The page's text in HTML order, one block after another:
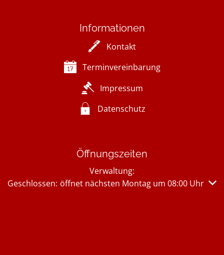
Informationen
Kontakt
Terminvereinbarung
Impressum
Datenschutz
Öffnungszeiten
Verwaltung:
Klicken, um weitere Öffnungs- oder Schließzeiten
Geschlossen: öffnet nächsten Montag um 08:00 Uhr